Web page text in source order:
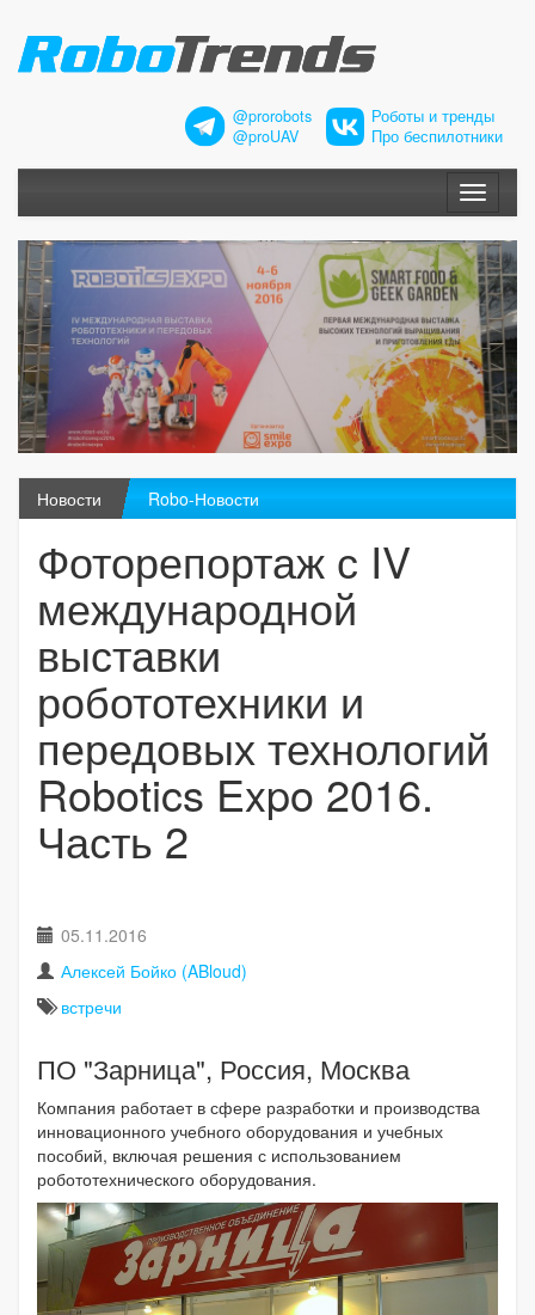
@prorobots
@proUAV
Роботы и тренды
Про беспилотники
Меню
Новости Robo-Новости
Фоторепортаж с IV
международной
выставки
робототехники и
передовых технологий
Robotics Expo 2016.
Часть 2
05.11.2016
Алексей Бойко (ABloud)
встречи
ПО "Зарница", Россия, Москва
Компания работает в сфере разработки и производства
инновационного учебного оборудования и учебных
пособий, включая решения с использованием
робототехнического оборудования.